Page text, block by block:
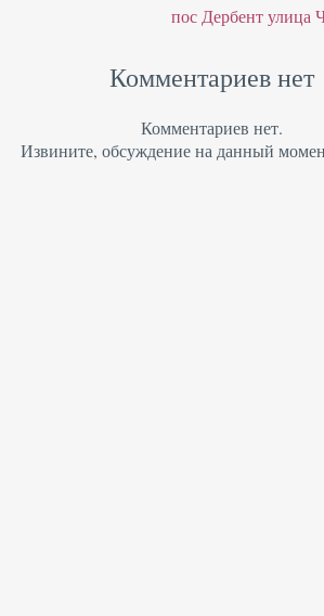
пос Дербент улица
Комментариев нет
Комментариев нет.
Извините, обсуждение на данный